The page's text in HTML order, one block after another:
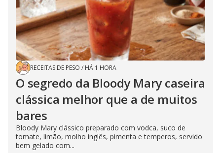
RECEITAS DE PESO / HÁ 1 HORA
O segredo da Bloody Mary caseira
clássica melhor que a de muitos
bares
Bloody Mary clássico preparado com vodca, suco de
tomate, limão, molho inglês, pimenta e temperos, servido
bem gelado com...